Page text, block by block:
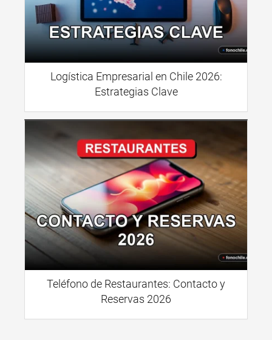
Logística Empresarial en Chile 2026:
Estrategias Clave
Teléfono de Restaurantes: Contacto y
Reservas 2026